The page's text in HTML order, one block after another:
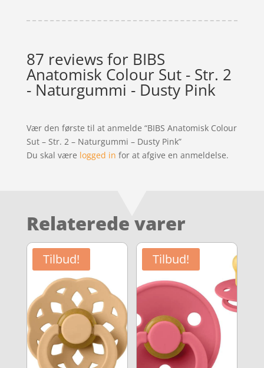
87 reviews for BIBS
Anatomisk Colour Sut - Str. 2
- Naturgummi - Dusty Pink
Vær den første til at anmelde “BIBS Anatomisk Colour
Sut – Str. 2 – Naturgummi – Dusty Pink”
Du skal være logged in for at afgive en anmeldelse.
Relaterede varer
Tilbud! Tilbud!